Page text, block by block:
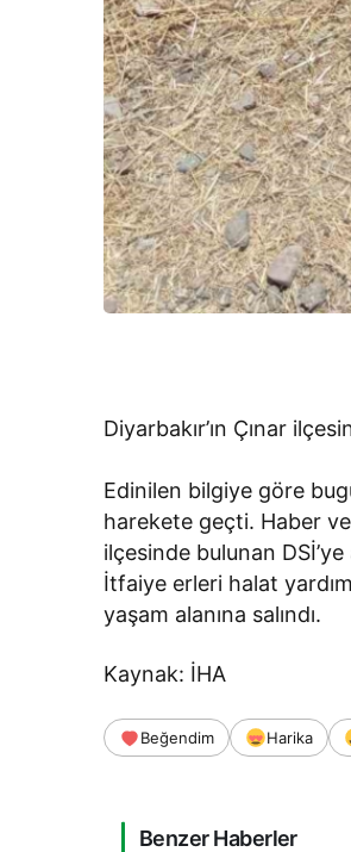
Diyarbakır’ın Çınar
Edinilen bilgiye göre
harekete geçti. Haber
ilçesinde bulunan
İtfaiye erleri halat
yaşam alanına salındı.
Kaynak: İHA
Beğendim Harika
Benzer Haberler